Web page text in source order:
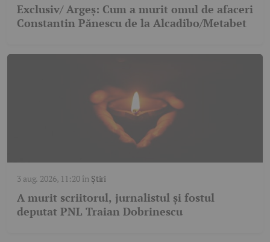
Exclusiv/ Argeș: Cum a murit omul de afaceri
Constantin Pănescu de la Alcadibo/Metabet
3 aug. 2026, 11:20în Știri
A murit scriitorul, jurnalistul și fostul
deputat PNL Traian Dobrinescu